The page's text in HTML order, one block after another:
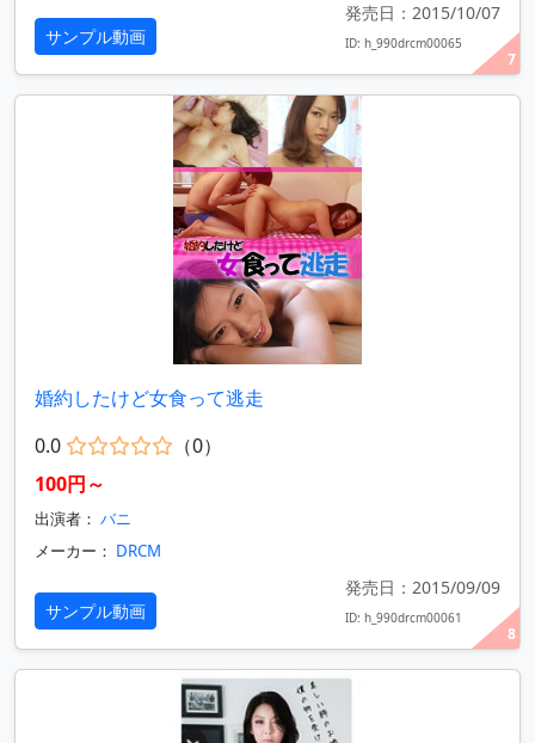
7
サンプル動画
発売日：2015/10/07
ID: h_990drcm00065
8
婚約したけど女食って逃走
0.0
（0）
100円～
出演者： バニ
メーカー： DRCM
サンプル動画
発売日：2015/09/09
ID: h_990drcm00061